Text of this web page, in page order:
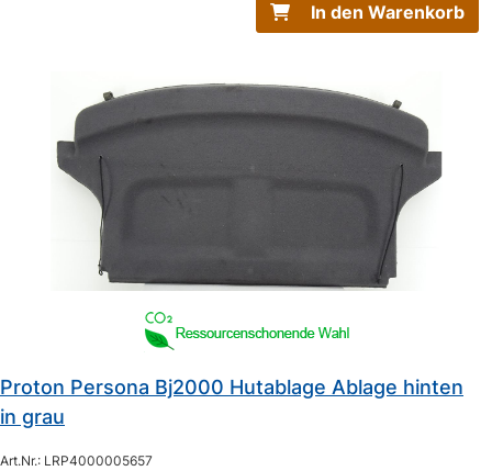
In den Warenkorb
Proton Persona Bj2000 Hutablage Ablage hinten
in grau
Art.Nr.: LRP4000005657